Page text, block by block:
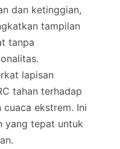
dan ketinggian,
tampilan
tanpa
lapisan
tahan terhadap
ekstrem. Ini
yang tepat untuk